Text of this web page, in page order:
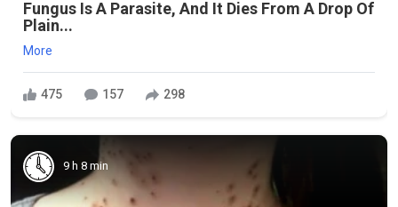
Fungus Is A Parasite, And It Dies From A Drop Of
Plain...
More
475 157 298
9 h 8 min